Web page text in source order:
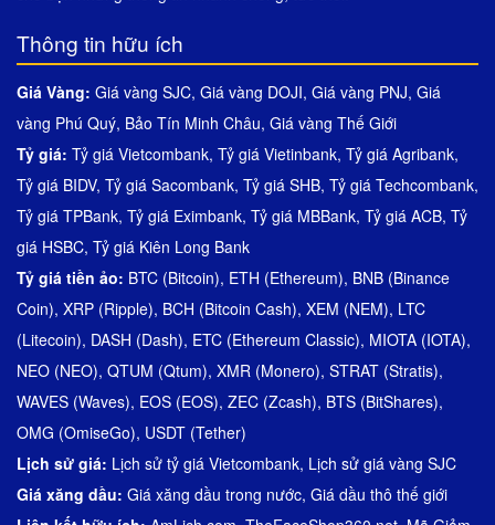
Thông tin hữu ích
Giá Vàng: Giá vàng SJC, Giá vàng DOJI, Giá vàng PNJ, Giá
vàng Phú Quý, Bảo Tín Minh Châu, Giá vàng Thế Giới
Tỷ giá: Tỷ giá Vietcombank, Tỷ giá Vietinbank, Tỷ giá Agribank,
Tỷ giá BIDV, Tỷ giá Sacombank, Tỷ giá SHB, Tỷ giá Techcombank,
Tỷ giá TPBank, Tỷ giá Eximbank, Tỷ giá MBBank, Tỷ giá ACB, Tỷ
giá HSBC, Tỷ giá Kiên Long Bank
Tỷ giá tiền ảo: BTC (Bitcoin), ETH (Ethereum), BNB (Binance
Coin), XRP (Ripple), BCH (Bitcoin Cash), XEM (NEM), LTC
(Litecoin), DASH (Dash), ETC (Ethereum Classic), MIOTA (IOTA),
NEO (NEO), QTUM (Qtum), XMR (Monero), STRAT (Stratis),
WAVES (Waves), EOS (EOS), ZEC (Zcash), BTS (BitShares),
OMG (OmiseGo), USDT (Tether)
Lịch sử giá: Lịch sử tỷ giá Vietcombank, Lịch sử giá vàng SJC
Giá xăng dầu: Giá xăng dầu trong nước, Giá dầu thô thế giới